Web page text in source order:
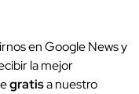
en Google News y
la mejor
gratisa nuestro